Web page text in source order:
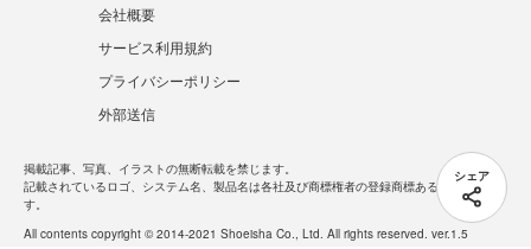
シェア
会社概要
サービス利用規約
プライバシーポリシー
外部送信
掲載記事、写真、イラストの無断転載を禁じます。
記載されているロゴ、システム名、製品名は各社及び商標権者の登録商標あるいは商標で
す。
All contents copyright © 2014-2021 Shoeisha Co., Ltd. All rights reserved. ver.1.5